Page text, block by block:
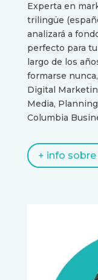
Experta en
trilingüe
analizará a
perfecto para
largo de los
formarse
Digital
Media,
Columbia
+ info sobre